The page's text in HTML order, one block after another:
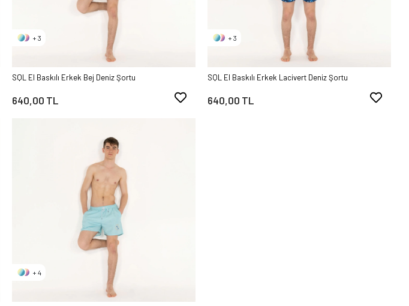
+ 3
SQL El Baskılı Erkek Bej Deniz Şortu
640,00 TL
+ 3
SQL El Baskılı Erkek Lacivert Deniz Şortu
640,00 TL
+ 4